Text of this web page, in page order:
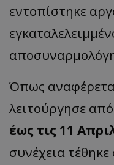
εντοπίστηκε
Όπως
λειτούργησε από
έως τις 11
συνέχεια